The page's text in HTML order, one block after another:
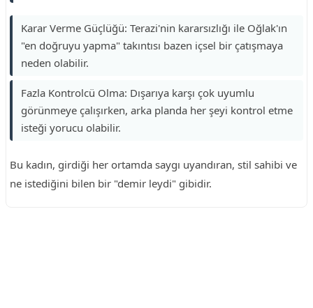
Karar Verme Güçlüğü: Terazi'nin kararsızlığı ile Oğlak'ın
"en doğruyu yapma" takıntısı bazen içsel bir çatışmaya
neden olabilir.
Fazla Kontrolcü Olma: Dışarıya karşı çok uyumlu
görünmeye çalışırken, arka planda her şeyi kontrol etme
isteği yorucu olabilir.
Bu kadın, girdiği her ortamda saygı uyandıran, stil sahibi ve
ne istediğini bilen bir "demir leydi" gibidir.